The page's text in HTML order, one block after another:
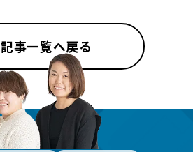
記事一覧へ戻る